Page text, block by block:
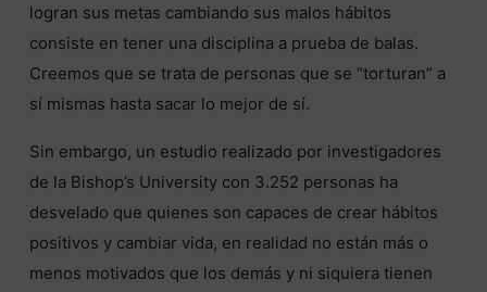
logran sus metas cambiando sus malos hábitos
consiste en tener una disciplina a prueba de balas.
Creemos que se trata de personas que se “torturan” a
sí mismas hasta sacar lo mejor de sí.
Sin embargo, un estudio realizado por investigadores
de la Bishop’s University con 3.252 personas ha
desvelado que quienes son capaces de crear hábitos
positivos y cambiar vida, en realidad no están más o
menos motivados que los demás y ni siquiera tienen